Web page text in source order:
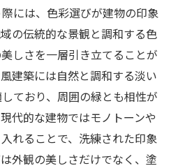
には、色彩選びが建物の印象
の伝統的な景観と調和する色
しさを一層引き立てることが
建築には自然と調和する淡い
ており、周囲の緑とも相性が
代的な建物ではモノトーンや
れることで、洗練された印象
外観の美しさだけでなく、塗